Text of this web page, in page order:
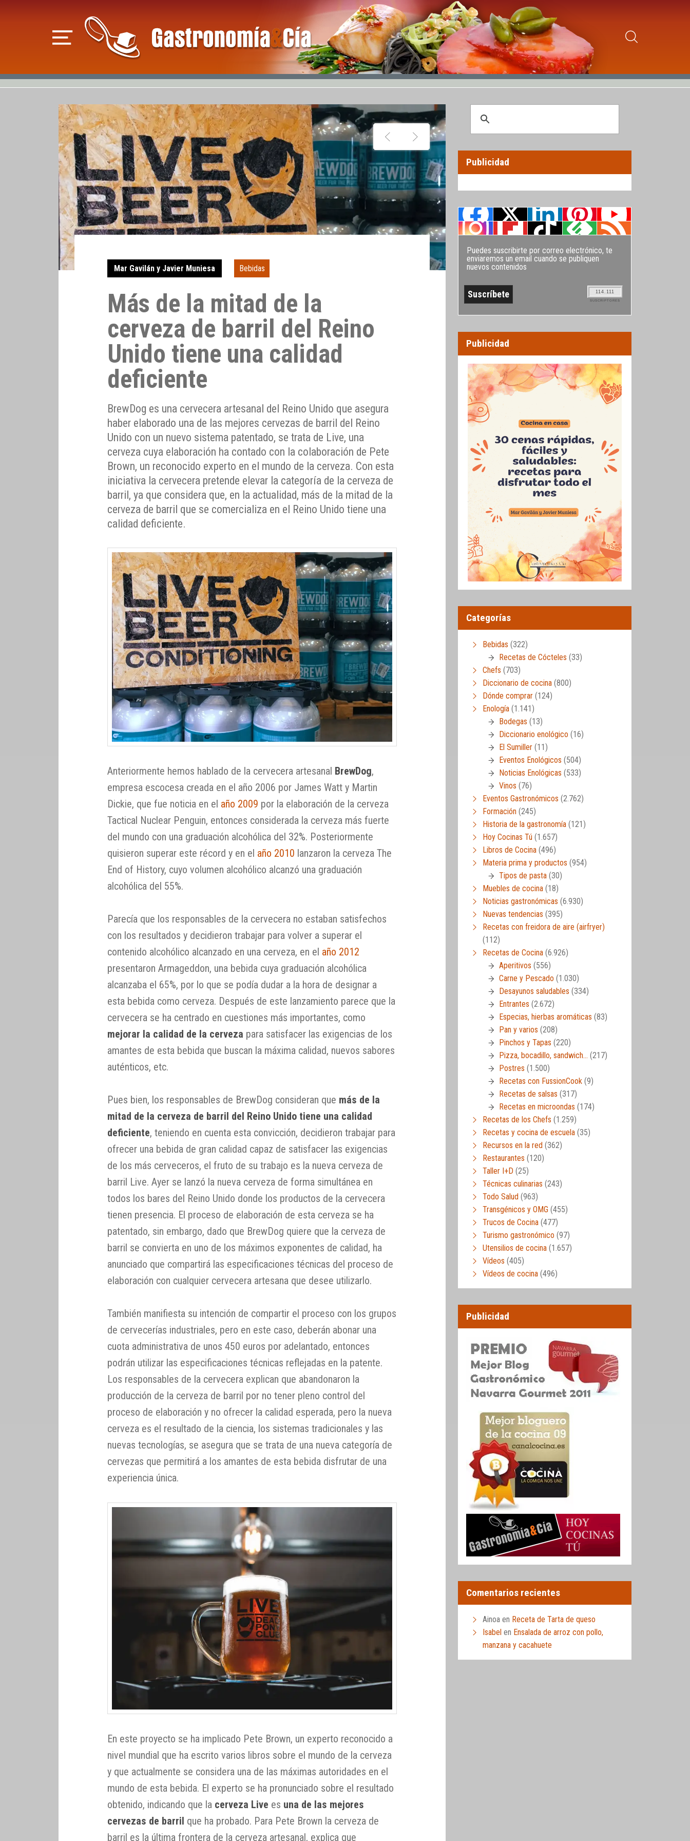
Mar Gavilán y Javier Muniesa Bebidas
Más de la mitad de la
cerveza de barril del Reino
Unido tiene una calidad
deficiente
BrewDog es una cervecera artesanal del Reino Unido que asegura
haber elaborado una de las mejores cervezas de barril del Reino
Unido con un nuevo sistema patentado, se trata de Live, una
cerveza cuya elaboración ha contado con la colaboración de Pete
Brown, un reconocido experto en el mundo de la cerveza. Con esta
iniciativa la cervecera pretende elevar la categoría de la cerveza de
barril, ya que considera que, en la actualidad, más de la mitad de la
cerveza de barril que se comercializa en el Reino Unido tiene una
calidad deficiente.
Anteriormente hemos hablado de la cervecera artesanal BrewDog,
empresa escocesa creada en el año 2006 por James Watt y Martin
Dickie, que fue noticia en el año 2009 por la elaboración de la cerveza
Tactical Nuclear Penguin, entonces considerada la cerveza más fuerte
del mundo con una graduación alcohólica del 32%. Posteriormente
quisieron superar este récord y en el año 2010 lanzaron la cerveza The
End of History, cuyo volumen alcohólico alcanzó una graduación
alcohólica del 55%.
Parecía que los responsables de la cervecera no estaban satisfechos
con los resultados y decidieron trabajar para volver a superar el
contenido alcohólico alcanzado en una cerveza, en el año 2012
presentaron Armageddon, una bebida cuya graduación alcohólica
alcanzaba el 65%, por lo que se podía dudar a la hora de designar a
esta bebida como cerveza. Después de este lanzamiento parece que la
cervecera se ha centrado en cuestiones más importantes, como
mejorar la calidad de la cerveza para satisfacer las exigencias de los
amantes de esta bebida que buscan la máxima calidad, nuevos sabores
auténticos, etc.
Pues bien, los responsables de BrewDog consideran que más de la
mitad de la cerveza de barril del Reino Unido tiene una calidad
deficiente, teniendo en cuenta esta convicción, decidieron trabajar para
ofrecer una bebida de gran calidad capaz de satisfacer las exigencias
de los más cerveceros, el fruto de su trabajo es la nueva cerveza de
barril Live. Ayer se lanzó la nueva cerveza de forma simultánea en
todos los bares del Reino Unido donde los productos de la cervecera
tienen presencia. El proceso de elaboración de esta cerveza se ha
patentado, sin embargo, dado que BrewDog quiere que la cerveza de
barril se convierta en uno de los máximos exponentes de calidad, ha
anunciado que compartirá las especificaciones técnicas del proceso de
elaboración con cualquier cervecera artesana que desee utilizarlo.
También manifiesta su intención de compartir el proceso con los grupos
de cervecerías industriales, pero en este caso, deberán abonar una
cuota administrativa de unos 450 euros por adelantado, entonces
podrán utilizar las especificaciones técnicas reflejadas en la patente.
Los responsables de la cervecera explican que abandonaron la
producción de la cerveza de barril por no tener pleno control del
proceso de elaboración y no ofrecer la calidad esperada, pero la nueva
cerveza es el resultado de la ciencia, los sistemas tradicionales y las
nuevas tecnologías, se asegura que se trata de una nueva categoría de
cervezas que permitirá a los amantes de esta bebida disfrutar de una
experiencia única.
En este proyecto se ha implicado Pete Brown, un experto reconocido a
nivel mundial que ha escrito varios libros sobre el mundo de la cerveza
y que actualmente se considera una de las máximas autoridades en el
mundo de esta bebida. El experto se ha pronunciado sobre el resultado
obtenido, indicando que la cerveza Live es una de las mejores
cervezas de barril que ha probado. Para Pete Brown la cerveza de
barril es la última frontera de la cerveza artesanal, explica que
Publicidad
Puedes suscribirte por correo electrónico, te
enviaremos un email cuando se publiquen
nuevos contenidos
114.111
SUSCRIPTORES
Publicidad
Categorías
Bebidas (322)
Recetas de Cócteles (33)
Chefs (703)
Diccionario de cocina (800)
Dónde comprar (124)
Enología (1.141)
Bodegas (13)
Diccionario enológico (16)
El Sumiller (11)
Eventos Enológicos (504)
Noticias Enológicas (533)
Vinos (76)
Eventos Gastronómicos (2.762)
Formación (245)
Historia de la gastronomía (121)
Hoy Cocinas Tú (1.657)
Libros de Cocina (496)
Materia prima y productos (954)
Tipos de pasta (30)
Muebles de cocina (18)
Noticias gastronómicas (6.930)
Nuevas tendencias (395)
Recetas con freidora de aire (airfryer)
(112)
Recetas de Cocina (6.926)
Aperitivos (556)
Carne y Pescado (1.030)
Desayunos saludables (334)
Entrantes (2.672)
Especias, hierbas aromáticas (83)
Pan y varios (208)
Pinchos y Tapas (220)
Pizza, bocadillo, sandwich… (217)
Postres (1.500)
Recetas con FussionCook (9)
Recetas de salsas (317)
Recetas en microondas (174)
Recetas de los Chefs (1.259)
Recetas y cocina de escuela (35)
Recursos en la red (362)
Restaurantes (120)
Taller I+D (25)
Técnicas culinarias (243)
Todo Salud (963)
Transgénicos y OMG (455)
Trucos de Cocina (477)
Turismo gastronómico (97)
Utensilios de cocina (1.657)
Vídeos (405)
Vídeos de cocina (496)
Publicidad
Comentarios recientes
Ainoa en Receta de Tarta de queso
Isabel en Ensalada de arroz con pollo,
manzana y cacahuete